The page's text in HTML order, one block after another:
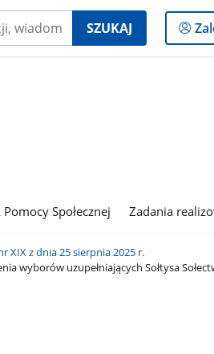
SZUKAJ
do
Społecznej Zadania
XIX z dnia 25 sierpnia 2025 r.
wyborów uzupełniających Sołtysa